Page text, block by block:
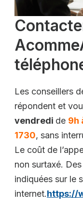
Les conseillers
répondent et
vendredi de 9h
1730, sans
Le coût de
non surtaxé.
indiquées sur le
internet.https://